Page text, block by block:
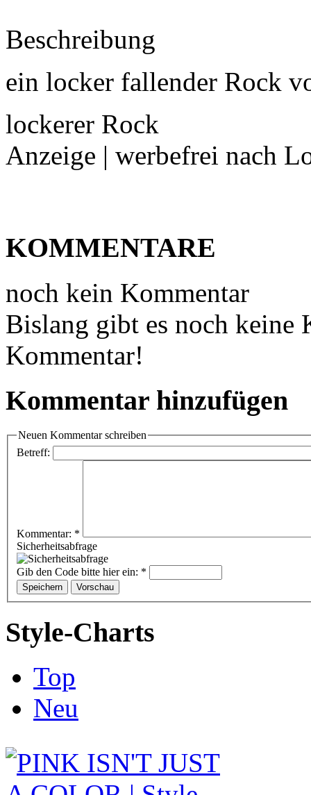
Beschreibung
ein locker fallender Rock
lockerer Rock
Anzeige | werbefrei nach
KOMMENTARE
noch kein Kommentar
Bislang gibt es noch keine
Kommentar!
Kommentar hinzufügen
Neuen Kommentar schreiben
Betreff:
Kommentar: *
Sicherheitsabfrage
Gib den Code bitte hier ein: *
Style-Charts
Top
Neu